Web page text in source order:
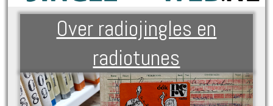
Over radiojingles en
radiotunes